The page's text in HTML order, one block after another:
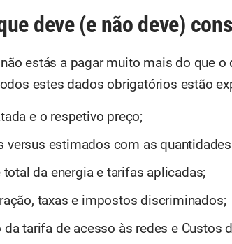
deve (e não deve)
estás a pagar muito mais do que
estes dados obrigatórios estão
e o respetivo preço;
versus estimados com as
total da energia e tarifas aplicadas;
taxas e impostos discriminados;
tarifa de acesso às redes e Custos